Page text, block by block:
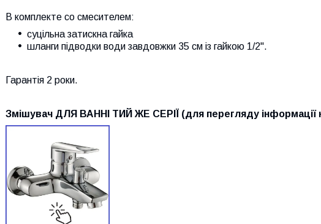
В комплекте со смесителем:
суцільна затискна гайка
шланги підводки води завдовжки 35 см із гайкою 1/2".
Гарантія 2 роки.
Змішувач ДЛЯ ВАННІ ТИЙ ЖЕ СЕРІЇ (для перегляду інформації